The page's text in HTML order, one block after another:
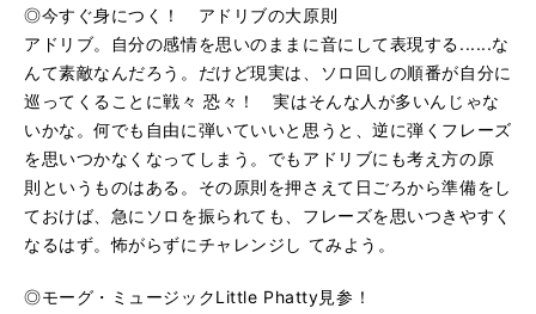
◎今すぐ身につく！ アドリブの大原則
アドリブ。自分の感情を思いのままに音にして表現する......な
んて素敵なんだろう。だけど現実は、ソロ回しの順番が自分に
巡ってくることに戦々 恐々！ 実はそんな人が多いんじゃな
いかな。何でも自由に弾いていいと思うと、逆に弾くフレーズ
を思いつかなくなってしまう。でもアドリブにも考え方の原
則というものはある。その原則を押さえて日ごろから準備をし
ておけば、急にソロを振られても、フレーズを思いつきやすく
なるはず。怖がらずにチャレンジし てみよう。
◎モーグ・ミュージックLittle Phatty見参！